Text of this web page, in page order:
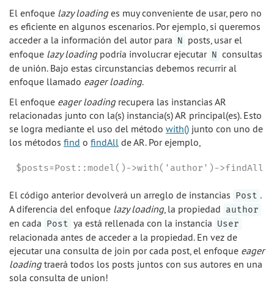
El enfoque lazy loadinges muy conveniente de usar, pero no
es eficiente en algunos escenarios. Por ejemplo, si queremos
acceder a la información del autor para N posts, usar el
enfoque lazy loadingpodría involucrar ejecutar N consultas
de unión. Bajo estas circunstancias debemos recurrir al
enfoque llamado eager loading.
El enfoque eager loadingrecupera las instancias AR
relacionadas junto con la(s) instancia(s) AR principal(es). Esto
se logra mediante el uso del método with() junto con uno de
los métodos find o findAll de AR. Por ejemplo,
$posts=Post::model()->with('author')-
El código anterior devolverá un arreglo de instancias Post .
A diferencia del enfoque lazy loading, la propiedad author
en cada Post ya está rellenada con la instancia User
relacionada antes de acceder a la propiedad. En vez de
ejecutar una consulta de join por cada post, el enfoque eager
loadingtraerá todos los posts juntos con sus autores en una
sola consulta de union!